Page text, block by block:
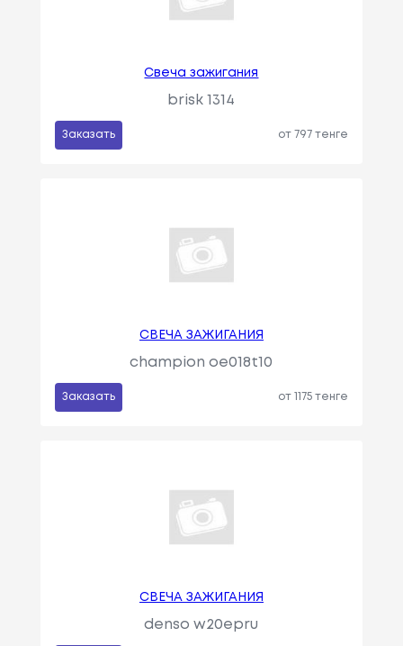
Свеча зажигания
brisk 1314
Заказать от 797 тенге
СВЕЧА ЗАЖИГАНИЯ
champion oe018t10
Заказать от 1175 тенге
СВЕЧА ЗАЖИГАНИЯ
denso w20epru